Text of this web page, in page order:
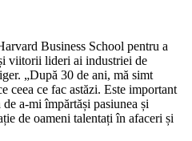
Business School pentru a
viitorii lideri ai industriei de
„După 30 de ani, mă simt
ceea ce fac astăzi. Este important
a-mi împărtăși pasiunea și
de oameni talentați în afaceri și